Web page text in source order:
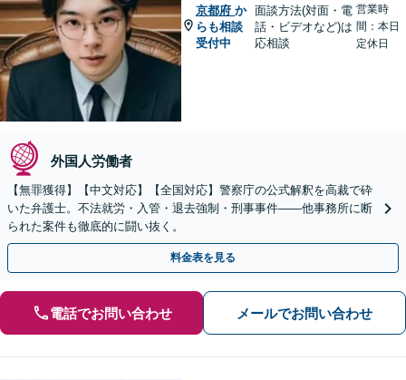
京都府 か
らも相談
受付中
面談方法(対面・電
話・ビデオなど)は
応相談
営業時
間：本日
定休日
外国人労働者
【無罪獲得】【中文対応】【全国対応】警察庁の公式解釈を高裁で砕
いた弁護士。不法就労・入管・退去強制・刑事事件——他事務所に断
られた案件も徹底的に闘い抜く。
料金表を見る
電話でお問い合わせ メールでお問い合わせ